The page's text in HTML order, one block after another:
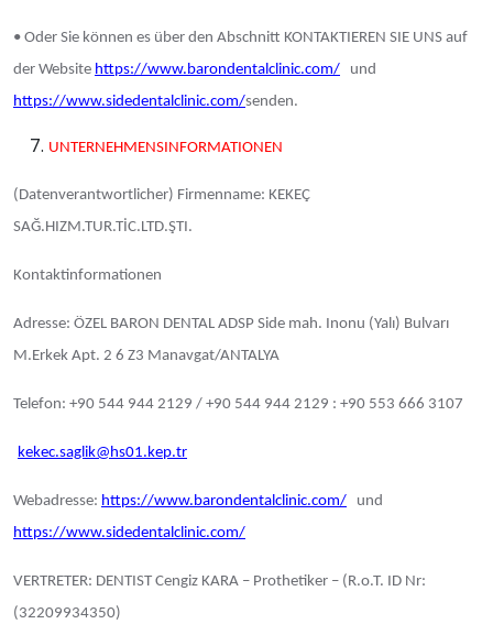
• Oder Sie können es über den Abschnitt KONTAKTIEREN SIE UNS auf
der Website https://www.barondentalclinic.com/ und
https://www.sidedentalclinic.com/senden.
UNTERNEHMENSINFORMATIONEN
(Datenverantwortlicher) Firmenname: KEKEÇ
SAĞ.HIZM.TUR.TİC.LTD.ŞTI.
Kontaktinformationen
Adresse: ÖZEL BARON DENTAL ADSP Side mah. Inonu (Yalı) Bulvarı
M.Erkek Apt. 2 6 Z3 Manavgat/ANTALYA
Telefon: +90 544 944 2129 / +90 544 944 2129 : +90 553 666 3107
kekec.saglik@hs01.kep.tr
Webadresse: https://www.barondentalclinic.com/ und
https://www.sidedentalclinic.com/
VERTRETER: DENTIST Cengiz KARA – Prothetiker – (R.o.T. ID Nr:
(32209934350)